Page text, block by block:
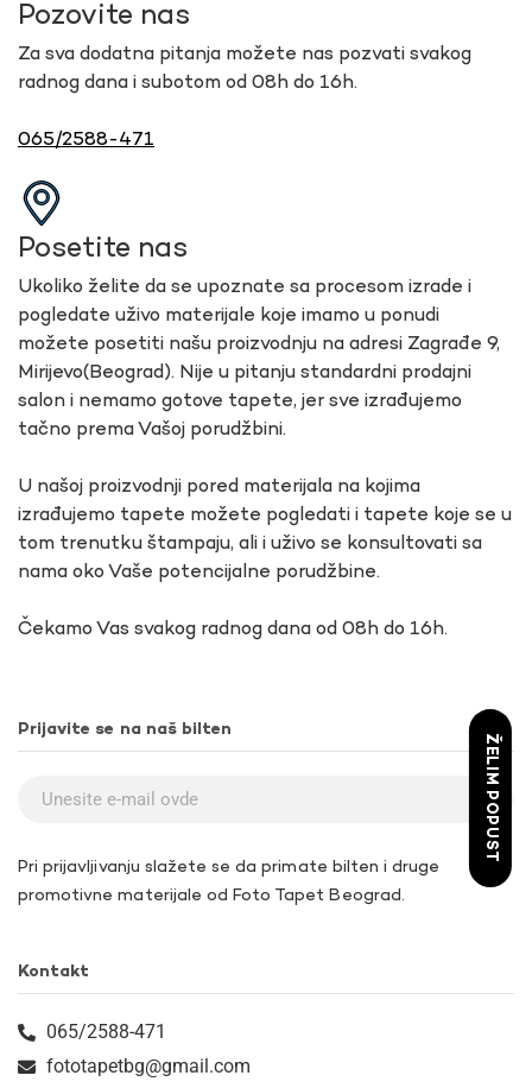
Pozovite nas
Za sva dodatna pitanja možete nas pozvati svakog
radnog dana i subotom od 08h do 16h.
065/2588-471
Posetite nas
Ukoliko želite da se upoznate sa procesom izrade i
pogledate uživo materijale koje imamo u ponudi
možete posetiti našu proizvodnju na adresi Zagrađe 9,
Mirijevo(Beograd). Nije u pitanju standardni prodajni
salon i nemamo gotove tapete, jer sve izrađujemo
tačno prema Vašoj porudžbini.
U našoj proizvodnji pored materijala na kojima
izrađujemo tapete možete pogledati i tapete koje se u
tom trenutku štampaju, ali i uživo se konsultovati sa
nama oko Vaše potencijalne porudžbine.
Čekamo Vas svakog radnog dana od 08h do 16h.
Prijavite se na naš bilten
Pri prijavljivanju slažete se da primate bilten i druge
promotivne materijale od Foto Tapet Beograd.
Kontakt
065/2588-471
fototapetbg@gmail.com
ŽELIM POPUST